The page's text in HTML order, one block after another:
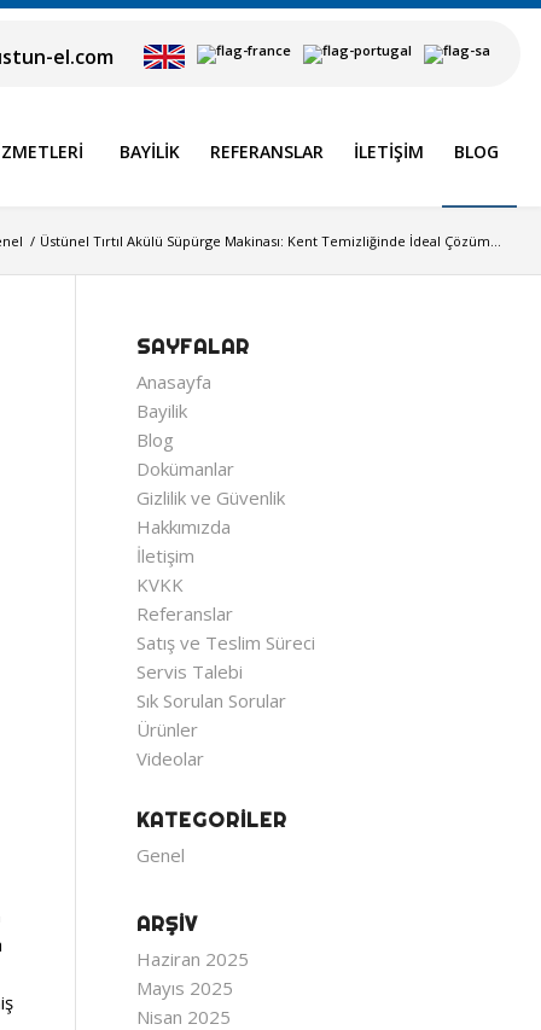
el.com
BAYILIK REFERANSLAR İLETIŞIM BLOG
/ Üstünel Tırtıl Akülü Süpürge Makinası: Kent Temizliğinde İdeal Çözüm...
SAYFALAR
Anasayfa
Bayilik
Blog
Dokümanlar
Gizlilik ve Güvenlik
Hakkımızda
İletişim
KVKK
Referanslar
Satış ve Teslim Süreci
Servis Talebi
Sık Sorulan Sorular
Ürünler
Videolar
KATEGORILER
Genel
ARŞIV
Haziran 2025
Mayıs 2025
Nisan 2025